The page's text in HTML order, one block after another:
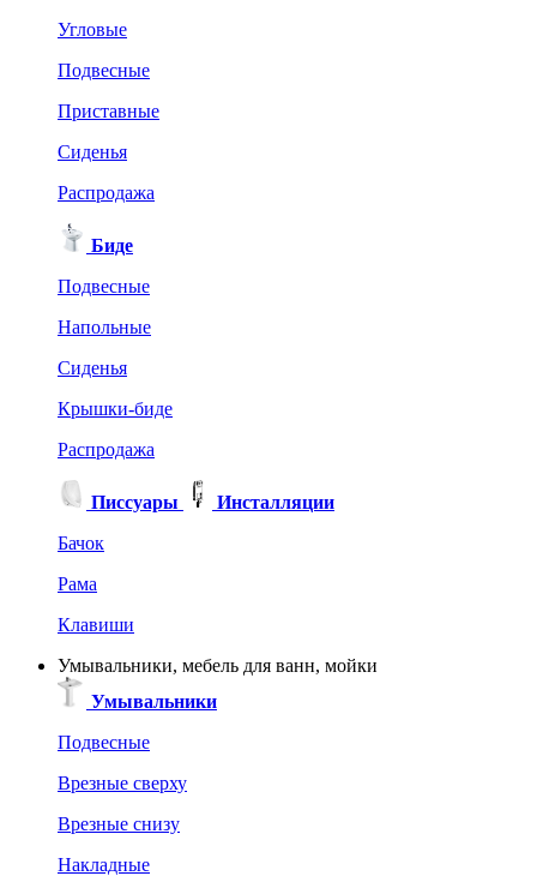
Угловые
Подвесные
Приставные
Сиденья
Распродажа
Биде
Подвесные
Напольные
Сиденья
Крышки-биде
Распродажа
Писсуары
Инсталляции
Бачок
Рама
Клавиши
Умывальники, мебель для ванн, мойки
Умывальники
Подвесные
Врезные сверху
Врезные снизу
Накладные